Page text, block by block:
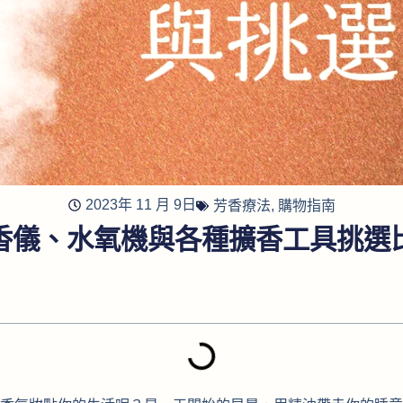
2023年 11 月 9日 芳香療法, 購物指南
儀、水氧機與各種擴香工具挑選